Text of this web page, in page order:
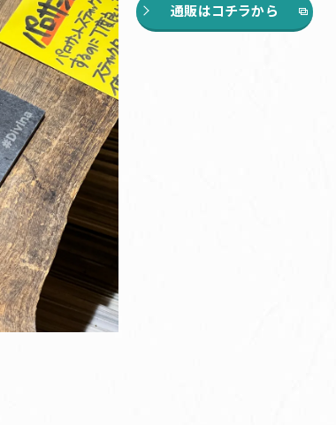
通販はコチラから